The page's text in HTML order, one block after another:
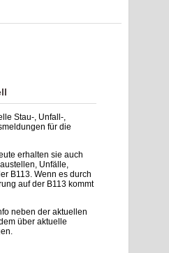
Stau-, Unfall-,
für die
erhalten sie auch
Unfälle,
B113. Wenn es durch
auf der B113 kommt
neben der aktuellen
über aktuelle